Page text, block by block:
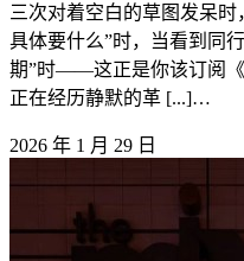
三次对着空白的草图发呆
具体要什么”时，当看到同
期”时——这正是你该订阅
正在经历静默的革 [...]…
2026 年 1 月 29 日